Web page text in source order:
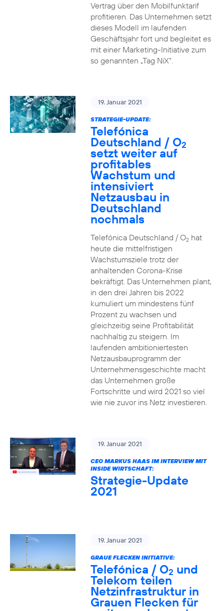
Vertrag über den Mobilfunktarif
profitieren. Das Unternehmen setzt
dieses Modell im laufenden
Geschäftsjahr fort und begleitet es
mit einer Marketing-Initiative zum
so genannten „Tag NiX“.
19. Januar 2021
STRATEGIE-UPDATE:
Telefónica
Deutschland / O2
setzt weiter auf
profitables
Wachstum und
intensiviert
Netzausbau in
Deutschland
nochmals
Telefónica Deutschland / O2hat
heute die mittelfristigen
Wachstumsziele trotz der
anhaltenden Corona-Krise
bekräftigt. Das Unternehmen plant,
in den drei Jahren bis 2022
kumuliert um mindestens fünf
Prozent zu wachsen und
gleichzeitig seine Profitabilität
nachhaltig zu steigern. Im
laufenden ambitioniertesten
Netzausbauprogramm der
Unternehmensgeschichte macht
das Unternehmen große
Fortschritte und wird 2021 so viel
wie nie zuvor ins Netz investieren.
19. Januar 2021
CEO MARKUS HAAS IM INTERVIEW MIT
INSIDE WIRTSCHAFT:
Strategie-Update
2021
19. Januar 2021
GRAUE FLECKEN INITIATIVE:
Telefónica / O2 und
Telekom teilen
Netzinfrastruktur in
Grauen Flecken für